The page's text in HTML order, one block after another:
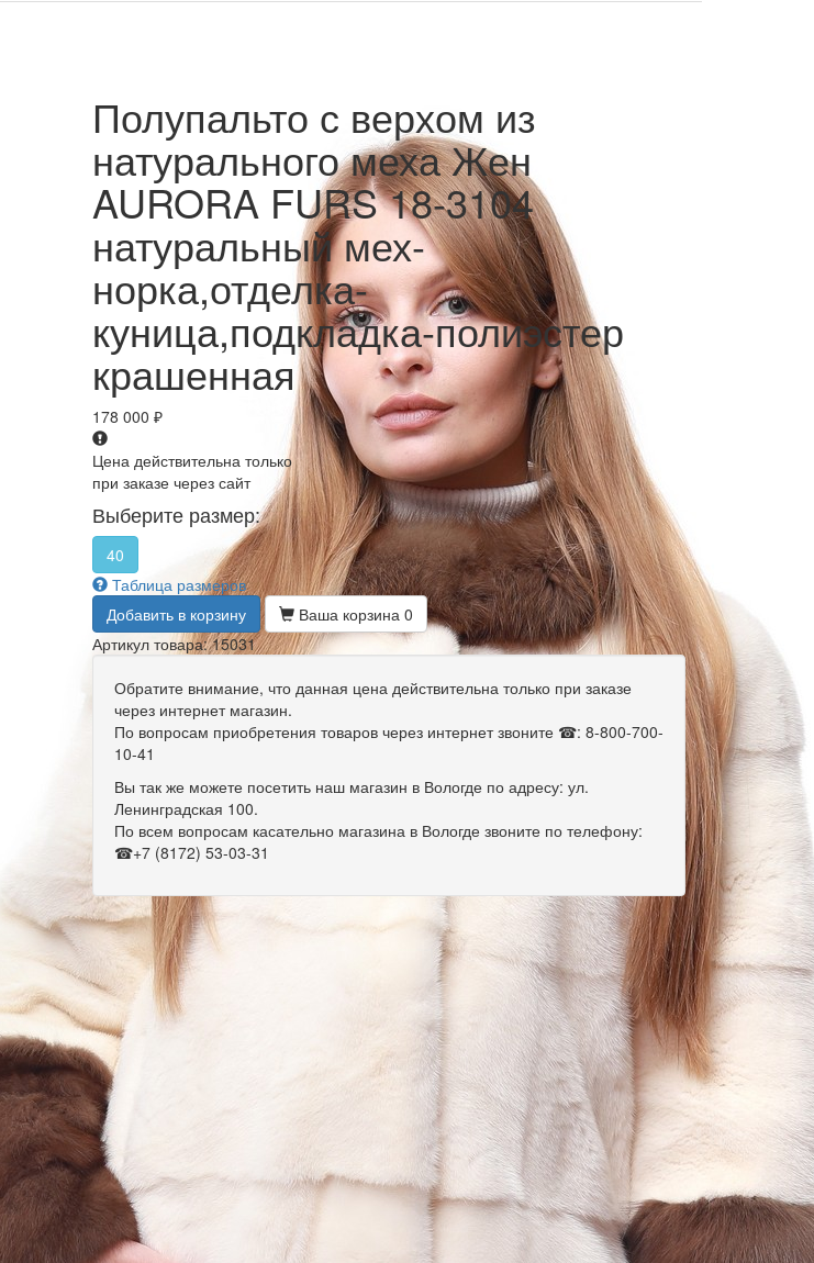
Полупальто с верхом из
натурального меха Жен
AURORA FURS 18-3104
натуральный мех-
норка,отделка-
куница,подкладка-полиэстер
крашенная
178 000 ₽
Цена действительна только
при заказе через сайт
Выберите размер:
40
Таблица размеров
Добавить в корзину
Ваша корзина 0
Артикул товара: 15031
Обратите внимание, что данная цена действительна только при заказе
через интернет магазин.
По вопросам приобретения товаров через интернет звоните ☎: 8-800-700-
10-41
Вы так же можете посетить наш магазин в Вологде по адресу: ул.
Ленинградская 100.
По всем вопросам касательно магазина в Вологде звоните по телефону:
☎+7 (8172) 53-03-31